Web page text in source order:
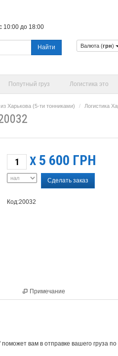
10:00 до 18:00
Найти Валюта (грн)
Попутный груз Логистика это
из Харькова (5-ти тонниками) Логистика
X 5 600 ГРН
Сделать заказ
Код:20032
Примечание
поможет вам в отправке вашего груза по